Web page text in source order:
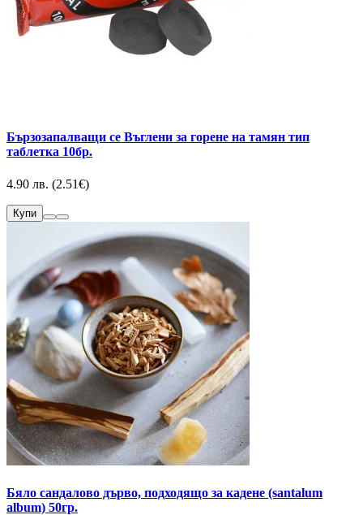
Бързозапалващи се Въглени за горене на тамян тип
таблетка 10бр.
4.90 лв. (2.51€)
Купи
Бяло сандалово дърво, подходящо за кадене (santalum
album) 50гр.